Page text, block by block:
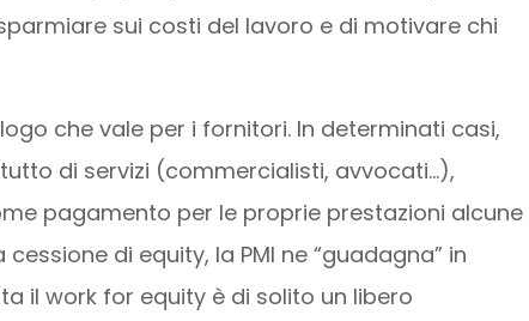
sui costi del lavoro e di motivare chi
che vale per i fornitori. In determinati casi,
di servizi (commercialisti, avvocati…),
pagamento per le proprie prestazioni alcune
di equity, la PMI ne “guadagna” in
il work for equity è di solito un libero